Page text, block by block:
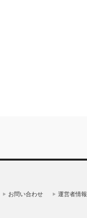
お問い合わせ 運営者情報